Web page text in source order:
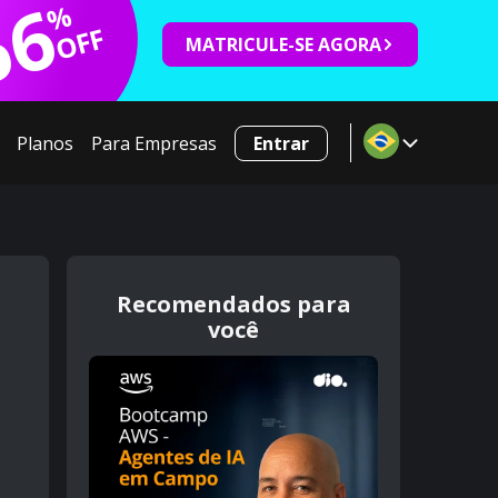
%
OFF MATRICULE-SE AGORA
Planos Para Empresas Entrar
Recomendados para
você